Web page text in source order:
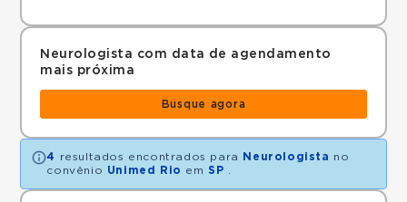
Neurologista com data de agendamento
mais próxima
Busque agora
4 resultados encontrados para Neurologista no
convênio Unimed Rio em SP